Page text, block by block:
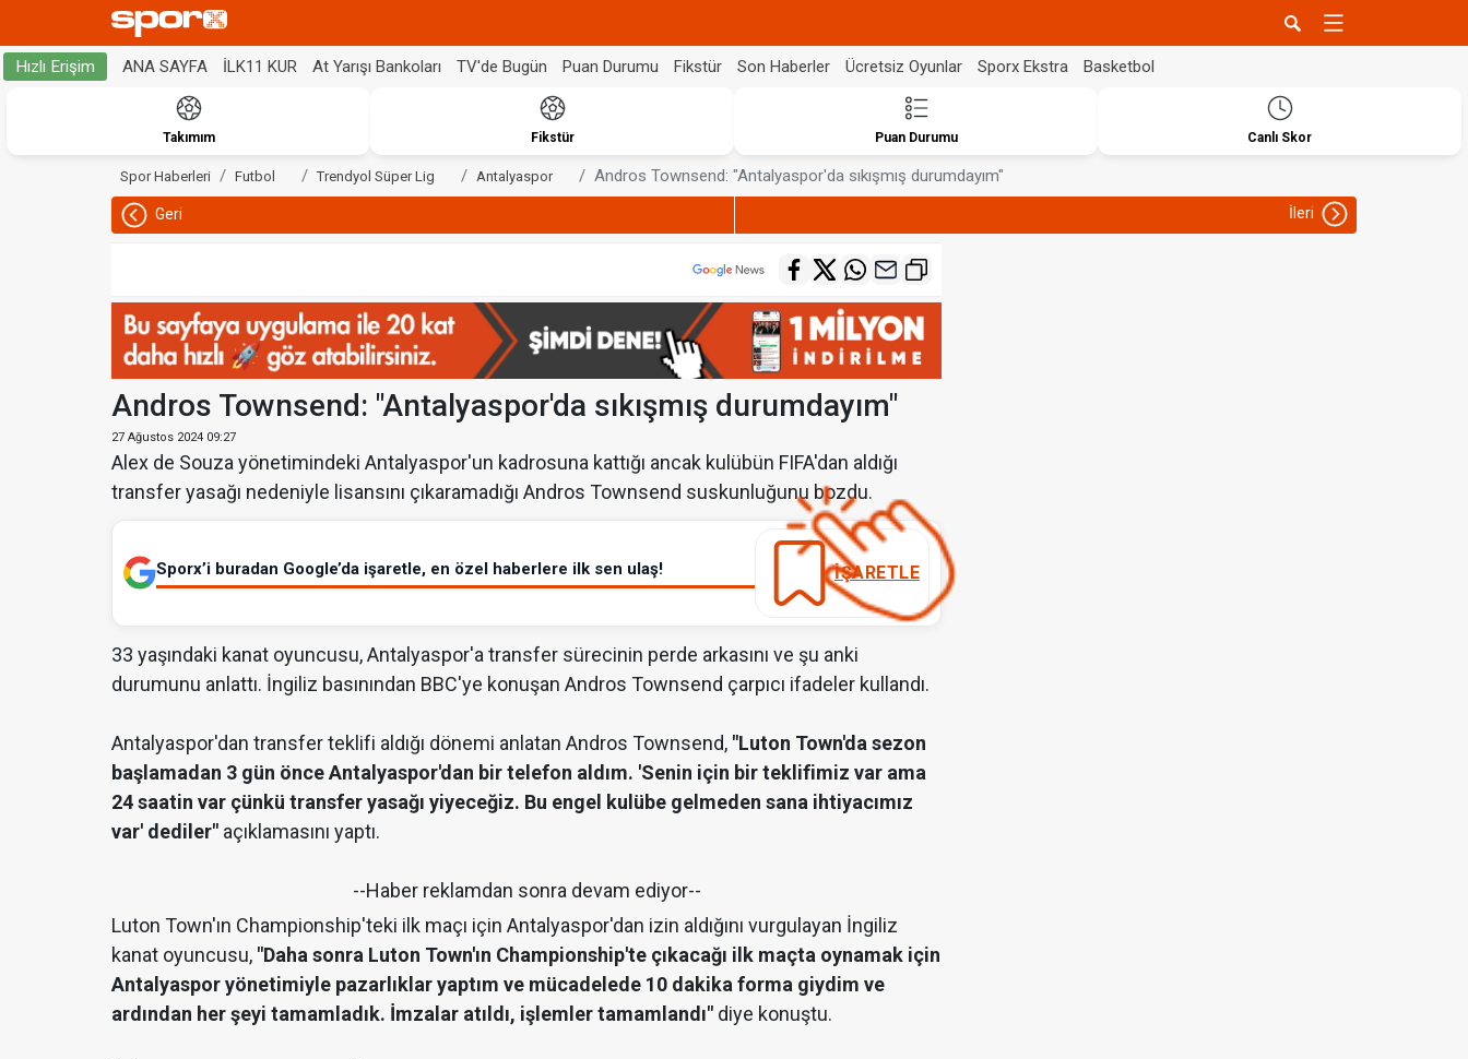
Hızlı Erişim ANA SAYFA İLK11 KUR At Yarışı Bankoları TV'de Bugün Puan Durumu Fikstür Son Haberler Ücretsiz Oyunlar Sporx Ekstra Basketbol
Takımım Fikstür Puan Durumu Canlı Skor
Spor Haberleri Futbol Trendyol Süper Lig Antalyaspor Andros Townsend: "Antalyaspor'da sıkışmış durumdayım"
Geri İleri
Andros Townsend: "Antalyaspor'da sıkışmış durumdayım"
27 Ağustos 2024 09:27
Alex de Souza yönetimindeki Antalyaspor'un kadrosuna kattığı ancak kulübün FIFA'dan aldığı
transfer yasağı nedeniyle lisansını çıkaramadığı Andros Townsend suskunluğunu bozdu.
Sporx’i buradan Google’da işaretle, en özel haberlere ilk sen ulaş! İŞARETLE
33 yaşındaki kanat oyuncusu, Antalyaspor'a transfer sürecinin perde arkasını ve şu anki
durumunu anlattı. İngiliz basınından BBC'ye konuşan Andros Townsend çarpıcı ifadeler kullandı.
Antalyaspor'dan transfer teklifi aldığı dönemi anlatan Andros Townsend, "Luton Town'da sezon
başlamadan 3 gün önce Antalyaspor'dan bir telefon aldım. 'Senin için bir teklifimiz var ama
24 saatin var çünkü transfer yasağı yiyeceğiz. Bu engel kulübe gelmeden sana ihtiyacımız
var' dediler" açıklamasını yaptı.
--Haber reklamdan sonra devam ediyor--
Luton Town'ın Championship'teki ilk maçı için Antalyaspor'dan izin aldığını vurgulayan İngiliz
kanat oyuncusu, "Daha sonra Luton Town'ın Championship'te çıkacağı ilk maçta oynamak için
Antalyaspor yönetimiyle pazarlıklar yaptım ve mücadelede 10 dakika forma giydim ve
ardından her şeyi tamamladık. İmzalar atıldı, işlemler tamamlandı" diye konuştu.